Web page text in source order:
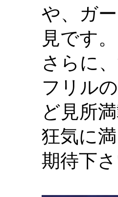
や、ガ
見です。
さらに
フリル
ど見所
狂気に
期待下さ